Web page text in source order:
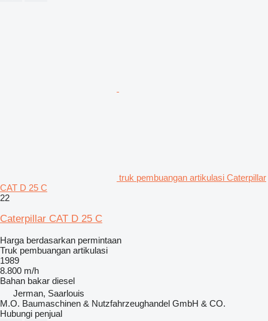
truk pembuangan artikulasi Caterpillar
CAT D 25 C
22
Caterpillar CAT D 25 C
Harga berdasarkan permintaan
Truk pembuangan artikulasi
1989
8.800 m/h
Bahan bakar diesel
Jerman, Saarlouis
M.O. Baumaschinen & Nutzfahrzeughandel GmbH & CO.
Hubungi penjual